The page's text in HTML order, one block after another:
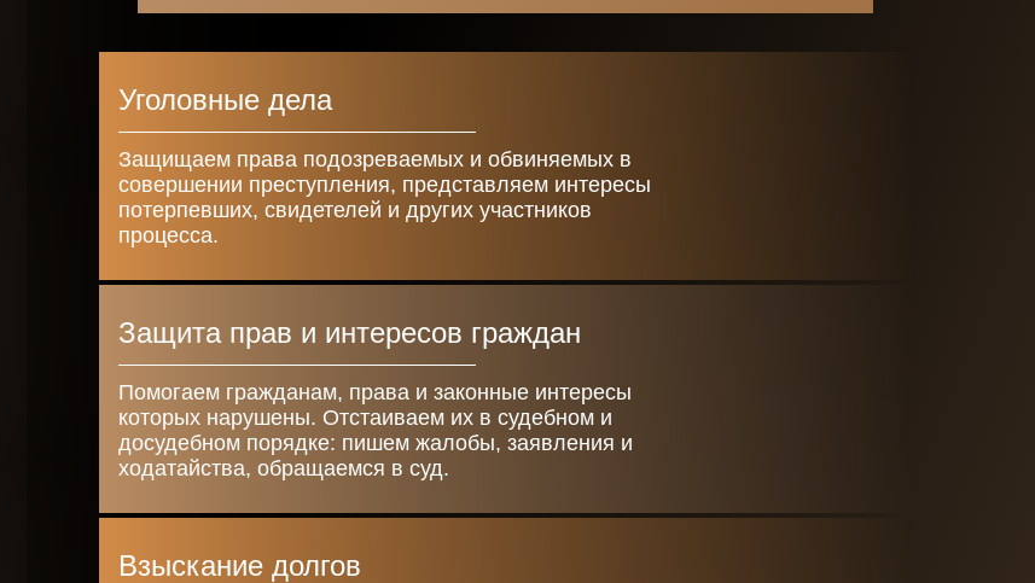
Уголовные дела
Защищаем права подозреваемых и обвиняемых в
совершении преступления, представляем интересы
потерпевших, свидетелей и других участников
процесса.
Защита прав и интересов граждан
Помогаем гражданам, права и законные интересы
которых нарушены. Отстаиваем их в судебном и
досудебном порядке: пишем жалобы, заявления и
ходатайства, обращаемся в суд.
Взыскание долгов